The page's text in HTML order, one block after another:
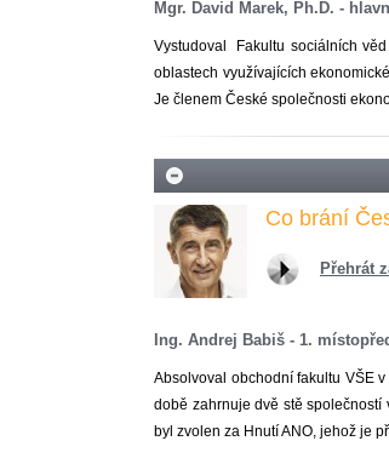
Mgr. David Marek, Ph.D. -
Vystudoval Fakultu sociálních
oblastech využívajících
Je členem České společnosti
Co brání
Přehrát
Ing. Andrej Babiš - 1.
Absolvoval obchodní fakultu VŠE
době zahrnuje dvě stě společností
byl zvolen za Hnutí ANO, jehož je